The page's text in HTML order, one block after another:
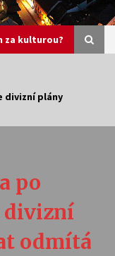
za kulturou?
Stávám se
divizní plány
po
divizní
odmítá